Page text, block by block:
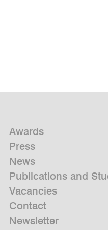
Awards
Press
News
Publications and
Vacancies
Contact
Newsletter